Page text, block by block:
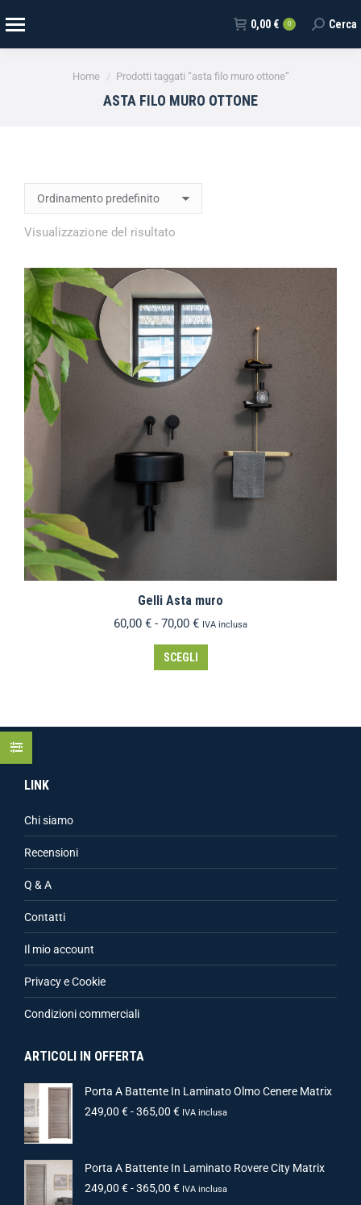
0,00 € 0 Cerca
Tu sei qui:
Home Prodotti taggati “asta filo muro ottone”
ASTA FILO MURO OTTONE
Visualizzazione del risultato
Gelli Asta muro
60,00 € - 70,00 € IVA inclusa
SCEGLI
LINK
Chi siamo
Recensioni
Q & A
Contatti
Il mio account
Privacy e Cookie
Condizioni commerciali
ARTICOLI IN OFFERTA
Porta A Battente In Laminato Olmo Cenere Matrix
249,00 €-365,00 € IVA inclusa
Porta A Battente In Laminato Rovere City Matrix
249,00 €-365,00 € IVA inclusa